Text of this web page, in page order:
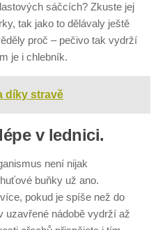
sáčcích? Zkuste jej
tak jako to dělávaly ještě
proč – pečivo tak vydrží
je i chlebník.
díky stravě
v lednici.
není nijak
buňky už ano.
pokud je spíše než do
uzavřené nádobě vydrží až